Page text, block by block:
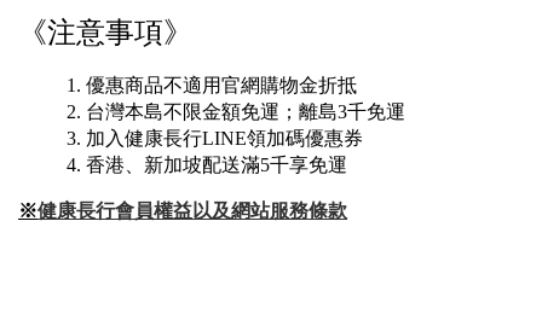
《注意事項》
優惠商品不適用官網購物金折抵
台灣本島不限金額免運；離島3千免運
加入健康長行LINE領加碼優惠券
香港、新加坡配送滿5千享免運
※健康長行會員權益以及網站服務條款